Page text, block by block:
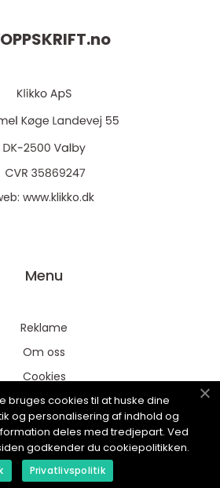
no
www.klikko.dk
Menu
Reklame
Om oss
Cookies
Kontakt Oss
Sitemap
bruges cookies til at huske dine
og personalisering af indhold og
deles med tredjepart. Ved
godkender du cookiepolitikken.
Privatlivspolitik